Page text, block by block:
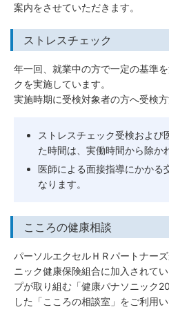
案内をさせていただきます。
ストレスチェック
年一回、就業中の方で一定の基準
クを実施しています。
実施時期に受検対象者の方へ受検方
ストレスチェック受検および
た時間は、実働時間から除か
医師による面接指導にかかる
なります。
こころの健康相談
パーソルエクセルＨＲパートナー
ニック健康保険組合に加入されて
プが取り組む「健康パナソニック
した「こころの相談室」をご利用い